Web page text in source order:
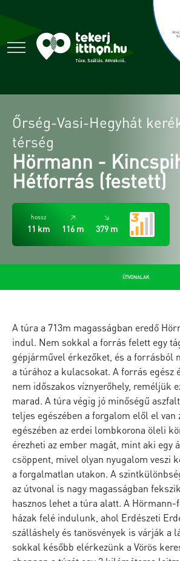
Őrség-Vasi-Hegyhát
térség
Hörmann -
Hétforrás (festett)
hossz
11 km
↗
116 m
↘
379 m
ÚTVONALAK
A túra a 713m magasságban eredő
indul. Nem sokkal a forrás felett egy
gépjárművel érkezőket, és a forrásból
a túrához a kulacsokat. A forrás egész
nem időszakos víznyerőhely, reméljük
marad. A túra végig jó minőségű
teljes egészében a forgalom elől el van
egészében az erdei lombkorona öleli
érezheti az ember magát, mint aki egy
csöppent, mivel olyan nyugalom veszi
a forgalmatlan utakon. A
az útvonal is nagy magasságban
hasznos lehet a túra alatt. A
házak felé indulunk, ahol Erdészeti
szálláshely és tanösvények is várják a
sokkal később elérkezünk a Vörös